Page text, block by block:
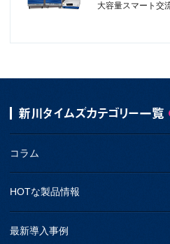
大容量スマート交
新川タイムズカテゴリー一覧
コラム
HOTな製品情報
最新導入事例